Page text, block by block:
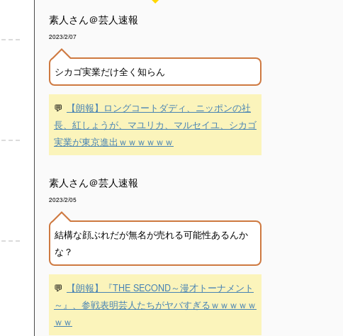
素人さん＠芸人速報
2023/2/07
シカゴ実業だけ全く知らん
💬
【朗報】ロングコートダディ、ニッポンの社
長、紅しょうが、マユリカ、マルセイユ、シカゴ
実業が東京進出ｗｗｗｗｗｗ
素人さん＠芸人速報
2023/2/05
結構な顔ぶれだが無名が売れる可能性あるんか
な？
💬
【朗報】『THE SECOND～漫才トーナメント
～』、参戦表明芸人たちがヤバすぎるｗｗｗｗｗ
ｗｗ